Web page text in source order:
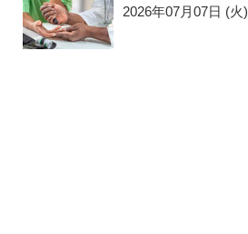
2026年07月07日 (火)